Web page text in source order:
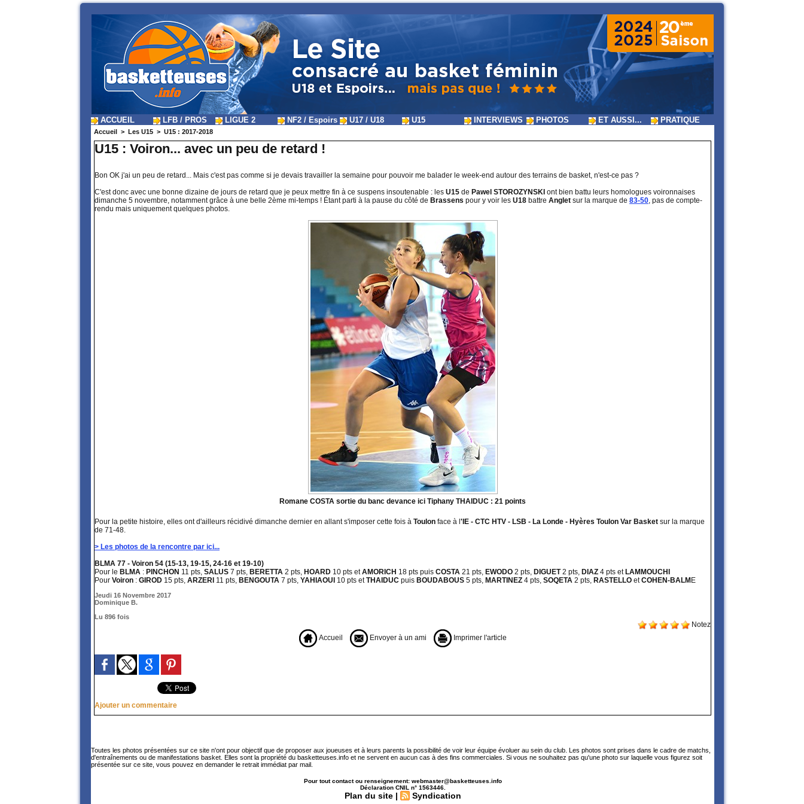
ACCUEIL LFB / PROS LIGUE 2 NF2 / Espoirs U17 / U18 U15 INTERVIEWS PHOTOS ET AUSSI... PRATIQUE
Accueil > Les U15 > U15 : 2017-2018
U15 : Voiron... avec un peu de retard !
Bon OK j'ai un peu de retard... Mais c'est pas comme si je devais travailler la semaine pour pouvoir me balader le week-end autour des terrains de basket, n'est-ce pas ?
C'est donc avec une bonne dizaine de jours de retard que je peux mettre fin à ce suspens insoutenable : les U15 de Pawel STOROZYNSKI ont bien battu leurs homologues voironnaises
dimanche 5 novembre, notamment grâce à une belle 2ème mi-temps ! Étant parti à la pause du côté de Brassens pour y voir les U18 battre Anglet sur la marque de 83-50, pas de compte-
rendu mais uniquement quelques photos.
Romane COSTA sortie du banc devance ici Tiphany THAIDUC : 21 points
Pour la petite histoire, elles ont d'ailleurs récidivé dimanche dernier en allant s'imposer cette fois à Toulon face à l 'IE - CTC HTV - LSB - La Londe - Hyères Toulon Var Basket sur la marque
de 71-48.
> Les photos de la rencontre par ici...
BLMA 77 - Voiron 54 (15-13, 19-15, 24-16 et 19-10)
Pour le BLMA : PINCHON 11 pts, SALUS 7 pts, BERETTA 2 pts, HOARD 10 pts etAMORICH 18 pts puis COSTA 21 pts, EWODO 2 pts, DIGUET2 pts, DIAZ 4 pts et LAMMOUCHI
Pour Voiron : GIROD 15 pts, ARZERI 11 pts, BENGOUTA 7 pts, YAHIAOUI 10 pts etTHAIDUC puis BOUDABOUS 5 pts, MARTINEZ 4 pts, SOQETA 2 pts, RASTELLO etCOHEN-BALM E
Jeudi 16 Novembre 2017
Dominique B.
Lu 896 fois
Notez
Accueil
Envoyer à un ami Imprimer l'article
Ajouter un commentaire
Toutes les photos présentées sur ce site n'ont pour objectif que de proposer aux joueuses et à leurs parents la possibilité de voir leur équipe évoluer au sein du club. Les photos sont prises dans le cadre de matchs,
d'entraînements ou de manifestations basket. Elles sont la propriété du basketteuses.info et ne servent en aucun cas à des fins commerciales. Si vous ne souhaitez pas qu'une photo sur laquelle vous figurez soit
présentée sur ce site, vous pouvez en demander le retrait immédiat par mail.
Pour tout contact ou renseignement: webmaster@basketteuses.info
Déclaration CNIL n° 1563446.
Plan du site | Syndication